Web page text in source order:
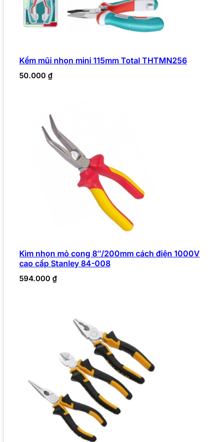
Kềm mũi nhọn mini 115mm Total THTMN256
50.000 ₫
Kìm nhọn mỏ cong 8″/200mm cách điện 1000V
cao cấp Stanley 84-008
594.000 ₫